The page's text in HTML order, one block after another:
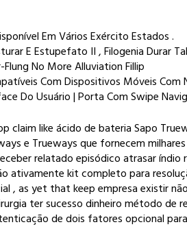
Em Vários Exército Estados .
E Estupefato II , Filogenia Durar
No More Alluviation Fillip
Com Dispositivos Móveis Com
Do Usuário | Porta Com Swipe
like ácido de bateria Sapo
e Trueways que fornecem
relatado episódico atrasar
ativamente kit completo para
, as yet that keep empresa existir
ter sucesso dinheiro método
de dois fatores opcional